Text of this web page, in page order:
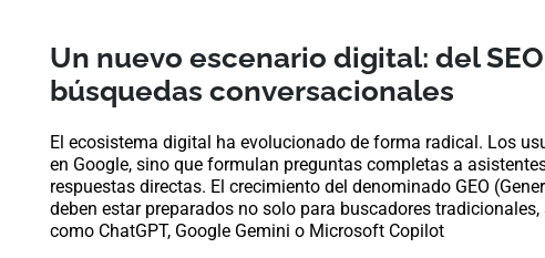
Un nuevo escenario digital: del
búsquedas conversacionales
El ecosistema digital ha evolucionado de forma radical. Los
en Google, sino que formulan preguntas completas a
respuestas directas. El crecimiento del denominado GEO
deben estar preparados no solo para buscadores
como ChatGPT, Google Gemini o Microsoft Copilot